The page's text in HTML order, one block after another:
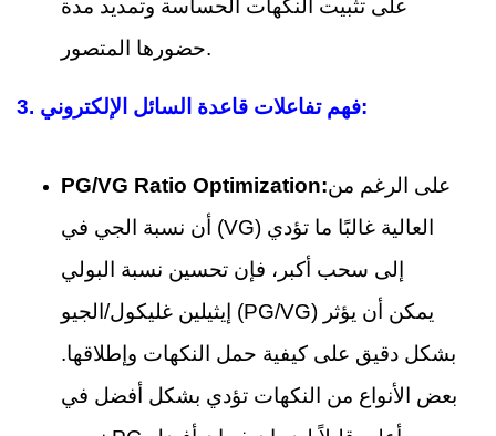
على تثبيت النكهات الحساسة وتمديد مدة
حضورها المتصور.
3. فهم تفاعلات قاعدة السائل الإلكتروني:
PG/VG Ratio Optimization:على الرغم من
أن نسبة الجي في (VG) العالية غالبًا ما تؤدي
إلى سحب أكبر، فإن تحسين نسبة البولي
إيثيلين غليكول/الجيو (PG/VG) يمكن أن يؤثر
بشكل دقيق على كيفية حمل النكهات وإطلاقها.
بعض الأنواع من النكهات تؤدي بشكل أفضل في